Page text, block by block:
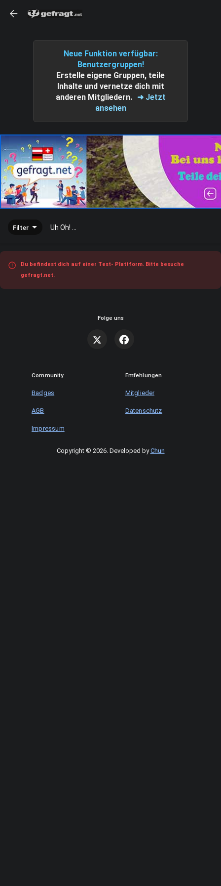
Neue Funktion verfügbar:
Benutzergruppen!
Erstelle eigene Gruppen, teile
Inhalte und vernetze dich mit
anderen Mitgliedern. ➜ Jetzt
ansehen
Filter Uh Oh! ...
Du befindest dich auf einer Test- Plattform. Bitte besuche
gefragt.net.
Folge uns
Community Emfehlungen
Badges Mitglieder
AGB Datenschutz
Impressum
Copyright © 2026. Developed byChun